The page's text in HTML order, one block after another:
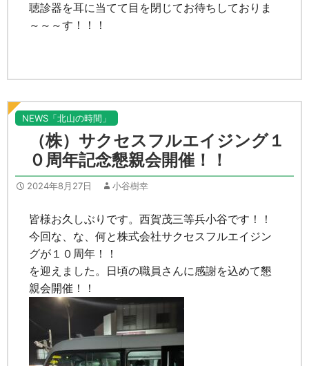
聴診器を耳に当てて目を閉じてお待ちしておりま
～～～す！！！
NEWS「北山の時間」
（株）サクセスフルエイジング１
０周年記念懇親会開催！！
2024年8月27日 小谷樹幸
皆様お久しぶりです。西賀茂三等兵小谷です！！
今回な、な、何と株式会社サクセスフルエイジン
グが１０周年！！
を迎えました。日頃の職員さんに感謝を込めて懇
親会開催！！